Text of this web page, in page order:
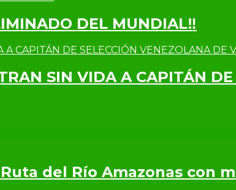
DEL MUNDIAL‼
SIN VIDA A CAPITÁN
del Río Amazonas con